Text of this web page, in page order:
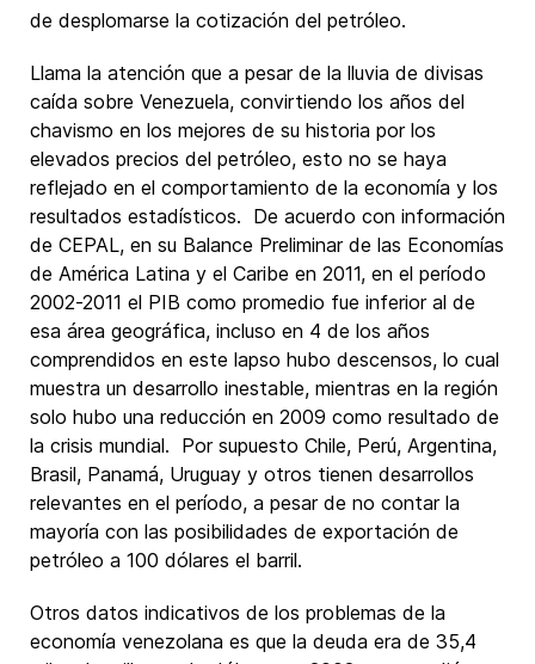
de desplomarse la cotización del petróleo.
Llama la atención que a pesar de la lluvia de divisas
caída sobre Venezuela, convirtiendo los años del
chavismo en los mejores de su historia por los
elevados precios del petróleo, esto no se haya
reflejado en el comportamiento de la economía y los
resultados estadísticos. De acuerdo con información
de CEPAL, en su Balance Preliminar de las Economías
de América Latina y el Caribe en 2011, en el período
2002-2011 el PIB como promedio fue inferior al de
esa área geográfica, incluso en 4 de los años
comprendidos en este lapso hubo descensos, lo cual
muestra un desarrollo inestable, mientras en la región
solo hubo una reducción en 2009 como resultado de
la crisis mundial. Por supuesto Chile, Perú, Argentina,
Brasil, Panamá, Uruguay y otros tienen desarrollos
relevantes en el período, a pesar de no contar la
mayoría con las posibilidades de exportación de
petróleo a 100 dólares el barril.
Otros datos indicativos de los problemas de la
economía venezolana es que la deuda era de 35,4